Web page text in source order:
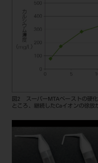
図2 スーパーMTAペーストの硬
ところ、継続したCaイオンの徐放